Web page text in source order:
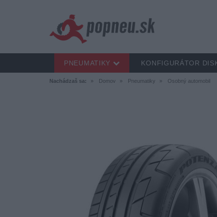
Nachádzaš sa: Domov Pneumatiky Osobný automobil
PNEUMATIKY KONFIGURÁTOR